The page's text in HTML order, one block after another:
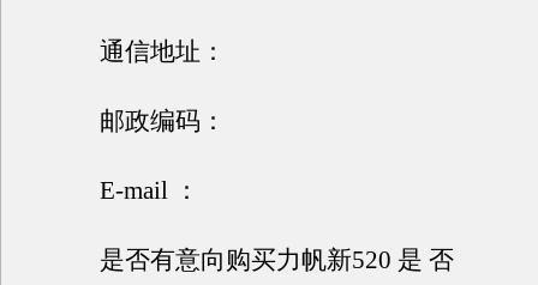
通信地址：
邮政编码：
E-mail ：
是否有意向购买力帆新520 是 否